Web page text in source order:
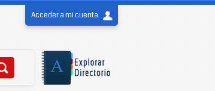
Acceder a mi cuenta